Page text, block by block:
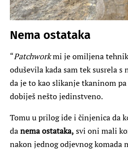
Nema ostataka
“Patchworkmi je omiljena
oduševila kada sam tek susrela s
da je to kao slikanje tkaninom
dobiješ nešto jedinstveno.
Tomu u prilog ide i činjenica da
danema ostataka, svi oni mali
nakon jednog odjevnog komada